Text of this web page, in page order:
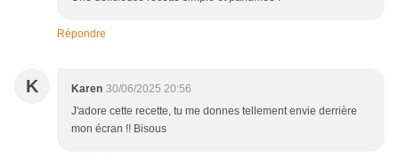
Répondre
K Karen 30/06/2025 20:56
J'adore cette recette, tu me donnes tellement envie derrière
mon écran !! Bisous